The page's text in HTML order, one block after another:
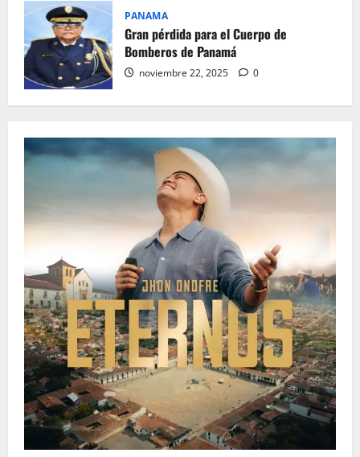
PANAMA
Gran pérdida para el Cuerpo de
Bomberos de Panamá
noviembre 22, 2025 0